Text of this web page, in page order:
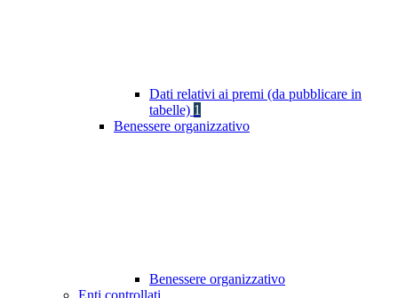
Dati relativi ai premi (da pubblicare in
tabelle) 1
Benessere organizzativo
Benessere organizzativo